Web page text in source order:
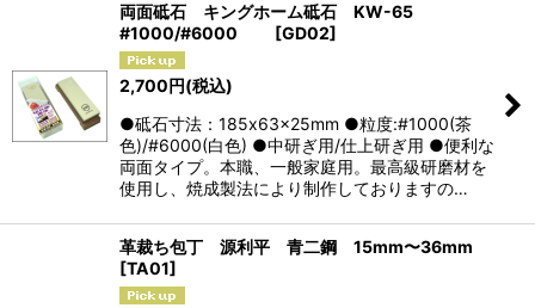
両面砥石 キングホーム砥石 KW-65
#1000/#6000
[GD02]
2,700円(税込)
●砥石寸法：185x63x25mm ●粒度:#1000(茶
色)/#6000(白色) ●中研ぎ用/仕上研ぎ用 ●便利な
両面タイプ。本職、一般家庭用。最高級研磨材を
使用し、焼成製法により制作しておりますの…
革裁ち包丁 源利平 青二鋼 15mm〜36mm
[TA01]